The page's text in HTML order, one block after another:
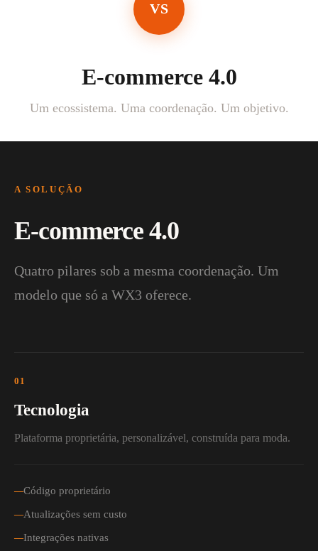
VS
E-commerce 4.0
Um ecossistema. Uma coordenação. Um objetivo.
A SOLUÇÃO
E-commerce 4.0
Quatro pilares sob a mesma coordenação. Um
modelo que só a WX3 oferece.
01
Tecnologia
Plataforma proprietária, personalizável, construída para moda.
Código proprietário
Atualizações sem custo
Integrações nativas